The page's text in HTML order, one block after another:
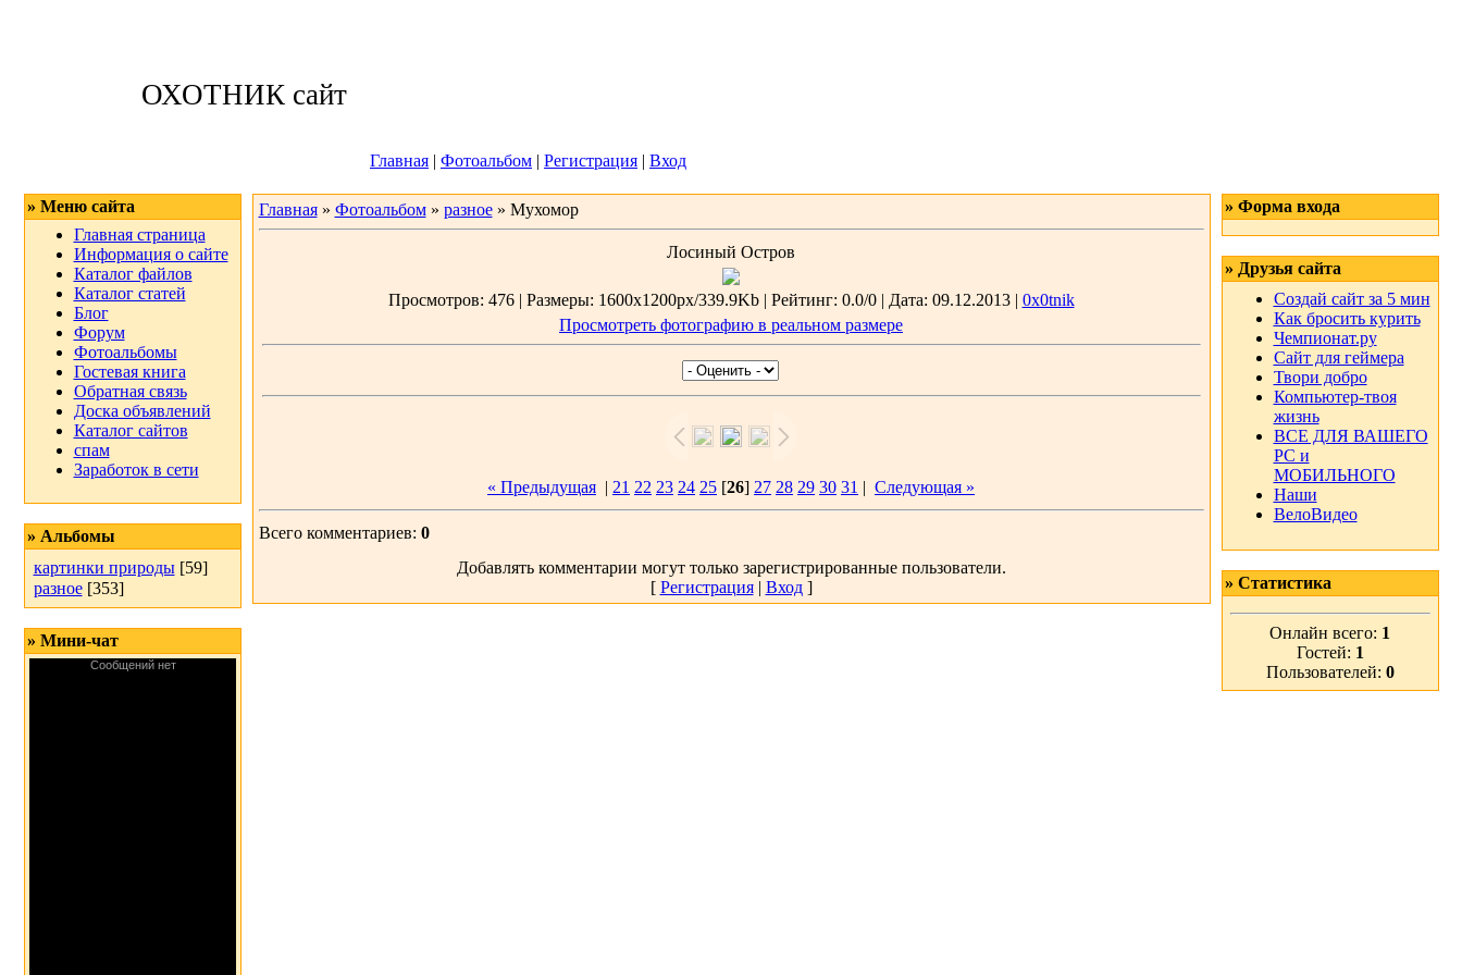
ОХОТНИК сайт
Главная | Фотоальбом | Регистрация | Вход
» Меню сайта
Главная страница
Информация о сайте
Каталог файлов
Каталог статей
Блог
Форум
Фотоальбомы
Гостевая книга
Обратная связь
Доска объявлений
Каталог сайтов
спам
Заработок в сети
» Альбомы
картинки природы [59]
разное [353]
» Мини-чат
Главная» Фотоальбом» разное» Мухомор
Лосиный Остров
Просмотров: 476 | Размеры: 1600x1200px/339.9Kb | Рейтинг: 0.0/0 | Дата: 09.12.2013 | 0x0tnik
Просмотреть фотографию в реальном размере
« Предыдущая | 21 22 23 24 25 [26] 27 28 29 30 31 | Следующая »
Всего комментариев: 0
Добавлять комментарии могут только зарегистрированные пользователи.
[ Регистрация| Вход]
» Форма входа
» Друзья сайта
Создай сайт за 5 мин
Как бросить курить
Чемпионат.ру
Сайт для геймера
Твори добро
Компьютер-твоя
жизнь
ВСЕ ДЛЯ ВАШЕГО
РС и
МОБИЛЬНОГО
Наши
ВелоВидео
» Статистика
Онлайн всего: 1
Гостей: 1
Пользователей: 0